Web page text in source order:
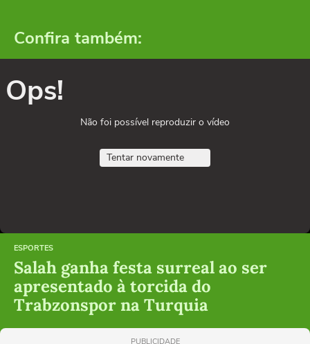
Confira também:
Ops!
Não foi possível reproduzir o vídeo
Tentar novamente
ESPORTES
Salah ganha festa surreal ao ser
apresentado à torcida do
Trabzonspor na Turquia
PUBLICIDADE